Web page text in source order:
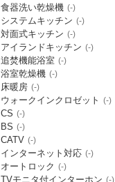
食器洗い乾燥機 (-)
システムキッチン (-)
対面式キッチン (-)
アイランドキッチン (-)
追焚機能浴室 (-)
浴室乾燥機 (-)
床暖房 (-)
ウォークインクロゼット (-)
CS (-)
BS (-)
CATV (-)
インターネット対応 (-)
オートロック (-)
TVモニタ付インターホン (-)